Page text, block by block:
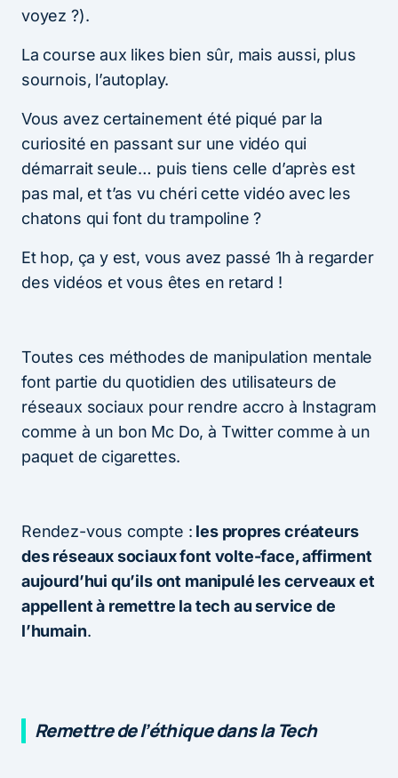
voyez ?).
La course aux likes bien sûr, mais aussi, plus
sournois, l’autoplay.
Vous avez certainement été piqué par la
curiosité en passant sur une vidéo qui
démarrait seule… puis tiens celle d’après est
pas mal, et t’as vu chéri cette vidéo avec les
chatons qui font du trampoline ?
Et hop, ça y est, vous avez passé 1h à regarder
des vidéos et vous êtes en retard !
Toutes ces méthodes de manipulation mentale
font partie du quotidien des utilisateurs de
réseaux sociaux pour rendre accro à Instagram
comme à un bon Mc Do, à Twitter comme à un
paquet de cigarettes.
Rendez-vous compte : les propres créateurs
des réseaux sociaux font volte-face, affirment
aujourd’hui qu’ils ont manipulé les cerveaux et
appellent à remettre la tech au service de
l’humain.
Remettre de l’éthique dans la Tech